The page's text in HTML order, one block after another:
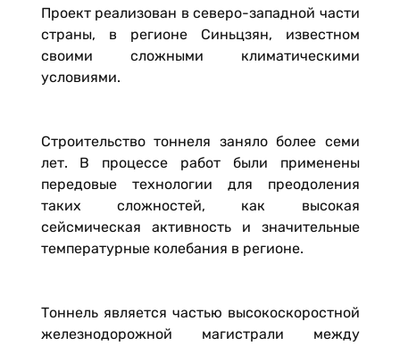
Проект реализован в северо-западной части
страны, в регионе Синьцзян, известном
своими сложными климатическими
условиями.
Строительство тоннеля заняло более семи
лет. В процессе работ были применены
передовые технологии для преодоления
таких сложностей, как высокая
сейсмическая активность и значительные
температурные колебания в регионе.
Тоннель является частью высокоскоростной
железнодорожной магистрали между